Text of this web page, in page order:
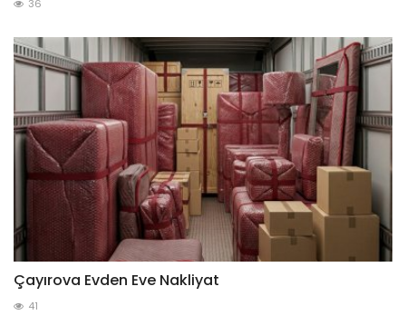
36
Çayırova Evden Eve Nakliyat
41